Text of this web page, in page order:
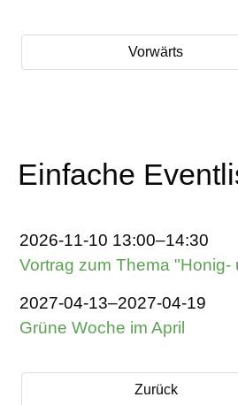
Vorwärts
Einfache
2026-11-10 13:00–14:30
Vortrag zum Thema "Honig-
2027-04-13–2027-04-19
Grüne Woche im April
Zurück